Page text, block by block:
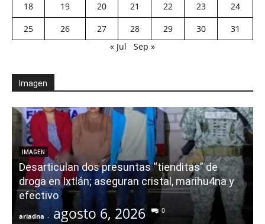
18
19 20 21 22 23
24
25
26 27 28 29 30
31
« Jul
Sep »
Imagen
IMAGEN
Desarticulan dos presuntas “tienditas” de
droga en Ixtlán; aseguran cristal, marihu4na y
efectivo
ariadna - agosto 6, 2026 0